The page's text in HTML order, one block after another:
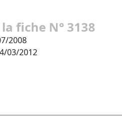
fiche N° 3138
2008
03/2012